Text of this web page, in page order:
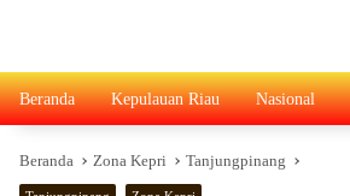
Beranda Kepulauan Riau Nasional
Beranda Zona Kepri Tanjungpinang